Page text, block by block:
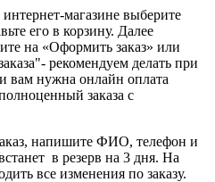
магазине выберите
его в корзину. Далее
на «Оформить заказ» или
рекомендуем делать при
вам нужна онлайн оплата
заказа с
напишите ФИО, телефон и
в резерв на 3 дня. На
все изменения по заказу.